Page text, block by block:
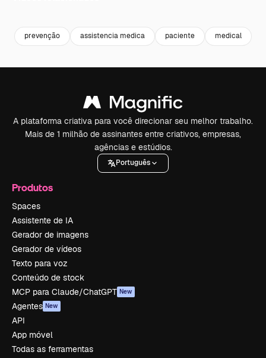
prevenção assistencia medica paciente medical
A plataforma criativa para você direcionar seu melhor trabalho.
Mais de 1 milhão de assinantes entre criativos, empresas,
agências e estúdios.
Português
Produtos
Spaces
Assistente de IA
Gerador de imagens
Gerador de vídeos
Texto para voz
Conteúdo de stock
MCP para Claude/ChatGPT New
Agentes New
API
App móvel
Todas as ferramentas